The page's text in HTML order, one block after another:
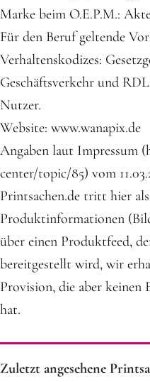
Marke beim O.E.P.M.:
Für den Beruf geltende
Verhaltenskodizes:
Geschäftsverkehr und
Nutzer.
Website: www.wanapix.de
Angaben laut Impressum
center/topic/85) vom
Printsachen.de tritt hier
Produktinformationen
über einen Produktfeed,
bereitgestellt wird, wir
Provision, die aber keinen
hat.
Zuletzt angesehene